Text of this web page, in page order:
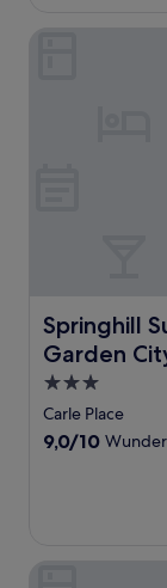
Springhill
Garden
Springhill
3.0-
Sterne-
Unterkunft
Carle Place
9.0
9,0/10
Springhill
Viana Hotel